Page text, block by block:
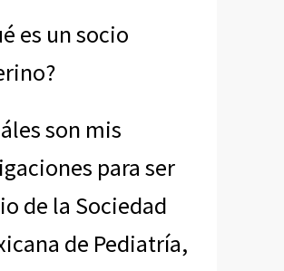
es un socio
son mis
para ser
de la Sociedad
de Pediatría,